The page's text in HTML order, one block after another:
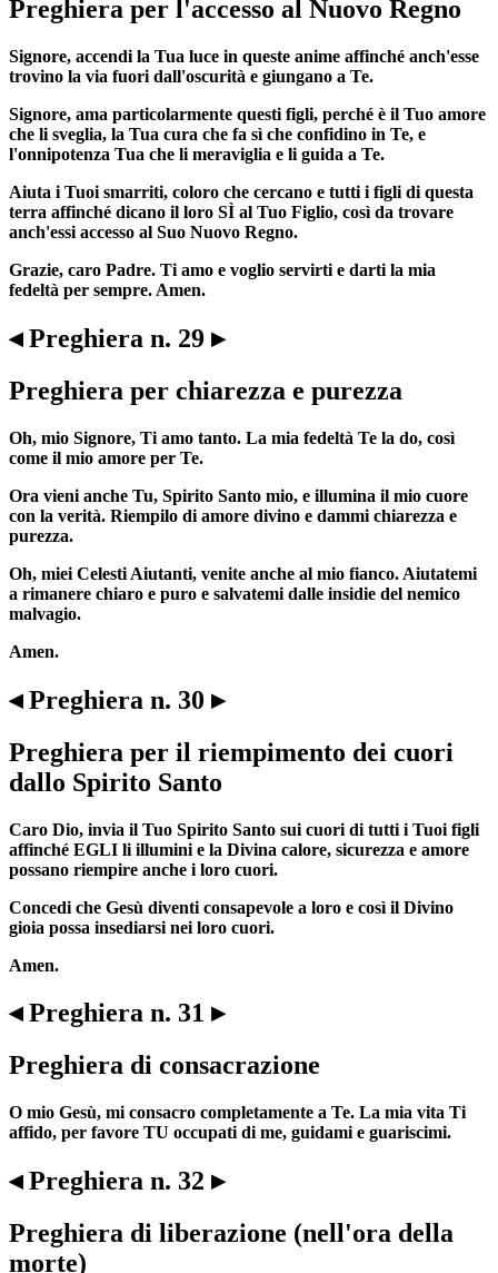
Preghiera per l'accesso al Nuovo Regno
Signore, accendi la Tua luce in queste anime affinché anch'esse
trovino la via fuori dall'oscurità e giungano a Te.
Signore, ama particolarmente questi figli, perché è il Tuo amore
che li sveglia, la Tua cura che fa sì che confidino in Te, e
l'onnipotenza Tua che li meraviglia e li guida a Te.
Aiuta i Tuoi smarriti, coloro che cercano e tutti i figli di questa
terra affinché dicano il loro SÌ al Tuo Figlio, così da trovare
anch'essi accesso al Suo Nuovo Regno.
Grazie, caro Padre. Ti amo e voglio servirti e darti la mia
fedeltà per sempre. Amen.
◂ Preghiera n. 29 ▸
Preghiera per chiarezza e purezza
Oh, mio Signore, Ti amo tanto. La mia fedeltà Te la do, così
come il mio amore per Te.
Ora vieni anche Tu, Spirito Santo mio, e illumina il mio cuore
con la verità. Riempilo di amore divino e dammi chiarezza e
purezza.
Oh, miei Celesti Aiutanti, venite anche al mio fianco. Aiutatemi
a rimanere chiaro e puro e salvatemi dalle insidie del nemico
malvagio.
Amen.
◂ Preghiera n. 30 ▸
Preghiera per il riempimento dei cuori
dallo Spirito Santo
Caro Dio, invia il Tuo Spirito Santo sui cuori di tutti i Tuoi figli
affinché EGLI li illumini e la Divina calore, sicurezza e amore
possano riempire anche i loro cuori.
Concedi che Gesù diventi consapevole a loro e così il Divino
gioia possa insediarsi nei loro cuori.
Amen.
◂ Preghiera n. 31 ▸
Preghiera di consacrazione
O mio Gesù, mi consacro completamente a Te. La mia vita Ti
affido, per favore TU occupati di me, guidami e guariscimi.
◂ Preghiera n. 32 ▸
Preghiera di liberazione (nell'ora della
morte)